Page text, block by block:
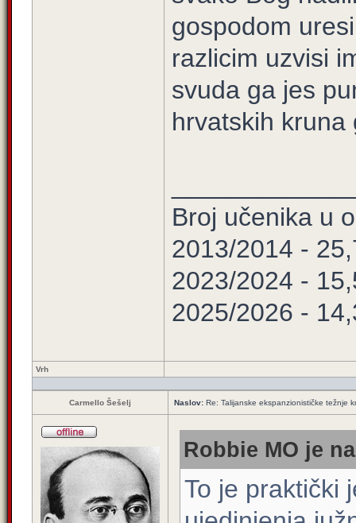
gospodom
razlicim uzvisi
svuda ga jes
hrvatskih kruna
Broj učenika u
2013/2014 -
2023/2024 -
2025/2026 -
Vrh
Carmello Šešelj Naslov: Re: Talijanske ekspanzionističke težnje
Robbie MO je
To je praktički